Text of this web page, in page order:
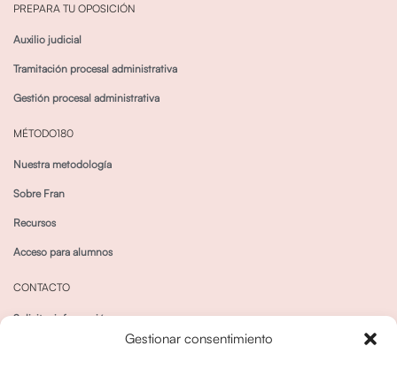
Gestionar consentimiento
PREPARA TU OPOSICIÓN
Auxilio judicial
Tramitación procesal administrativa
Gestión procesal administrativa
MÉTODO180
Nuestra metodología
Sobre Fran
Recursos
Acceso para alumnos
CONTACTO
Solicitar información